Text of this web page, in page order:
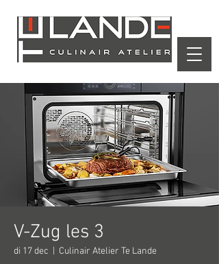
V-Zug les 3
di 17 dec Culinair Atelier Te Lande